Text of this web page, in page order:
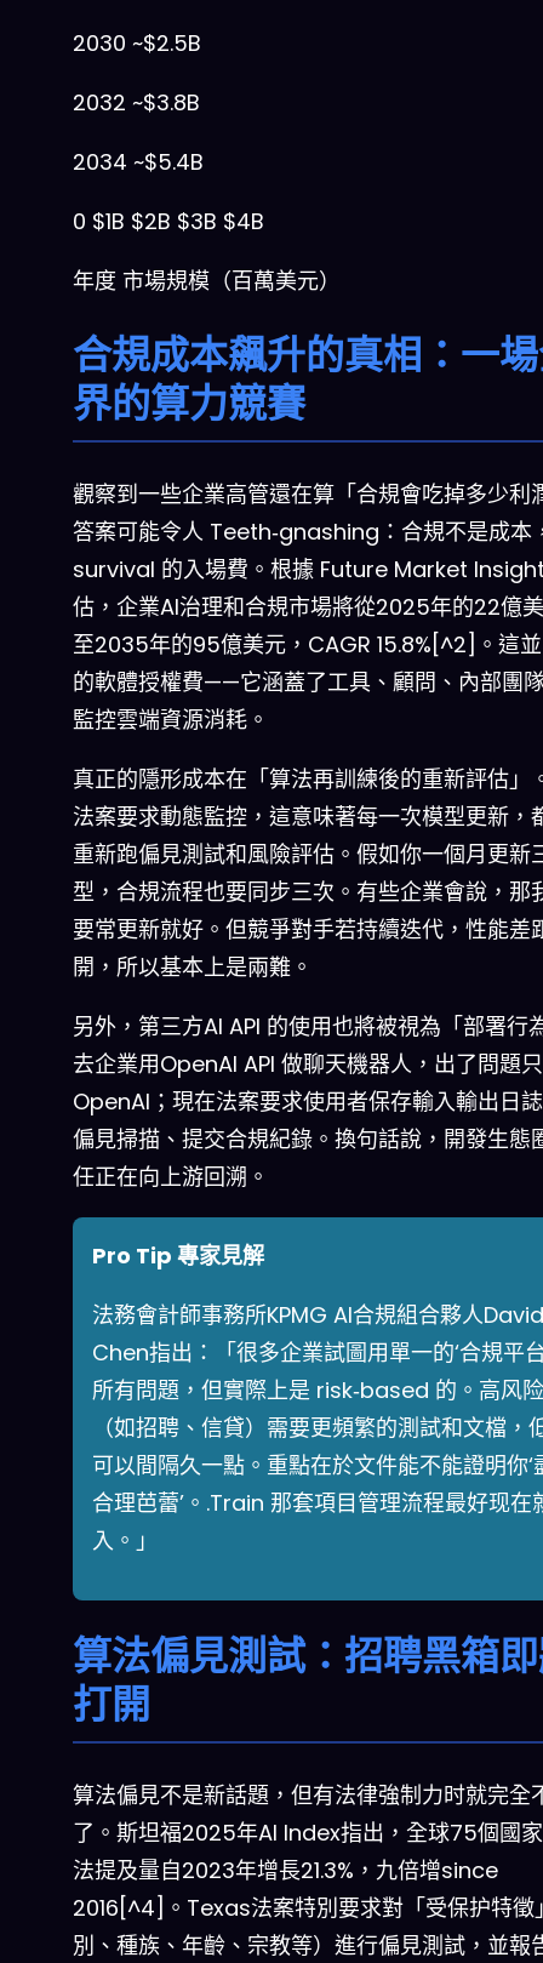
2030 ~$2.5B
2032 ~$3.8B
2034 ~$5.4B
0 $1B $2B $3B $4B
年度 市場規模（百萬美元）
合規成本飆升的真相：一
界的算力競賽
觀察到一些企業高管還在算「合規會吃掉多少利
答案可能令人 Teeth‑gnashing：合規不是成本
survival 的入場費。根據 Future Market
估，企業AI治理和合規市場將從2025年的22億
至2035年的95億美元，CAGR 15.8%[^2]。這
的軟體授權費——它涵蓋了工具、顧問、內部團
監控雲端資源消耗。
真正的隱形成本在「算法再訓練後的重新評估」
法案要求動態監控，這意味著每一次模型更新，
重新跑偏見測試和風險評估。假如你一個月更新
型，合規流程也要同步三次。有些企業會說，那
要常更新就好。但競爭對手若持續迭代，性能差
開，所以基本上是兩難。
另外，第三方AI API 的使用也將被視為「部署行
去企業用OpenAI API 做聊天機器人，出了問題
OpenAI；現在法案要求使用者保存輸入輸出日
偏見掃描、提交合規紀錄。換句話說，開發生態
任正在向上游回溯。
Pro Tip 專家見解
法務會計師事務所KPMG AI合規組合夥人David
Chen指出：「很多企業試圖用單一的‘合規平
所有問題，但實際上是 risk‑based 的。高风
（如招聘、信貸）需要更頻繁的測試和文檔，
可以間隔久一點。重點在於文件能不能證明你‘
合理芭蕾’。.Train 那套項目管理流程最好现在
入。」
算法偏見測試：招聘黑箱
打開
算法偏見不是新話題，但有法律強制力时就完全
了。斯坦福2025年AI Index指出，全球75個國
法提及量自2023年增長21.3%，九倍增since
2016[^4]。Texas法案特別要求對「受保护特徵
別、種族、年齡、宗教等）進行偏見測試，並